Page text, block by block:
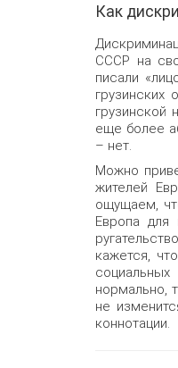
Как
СССР на
писали
грузинских
грузинской
еще более
– нет.
Можно
жителей
ощущаем,
Европа для
кажется,
нормально,
не
коннотации.